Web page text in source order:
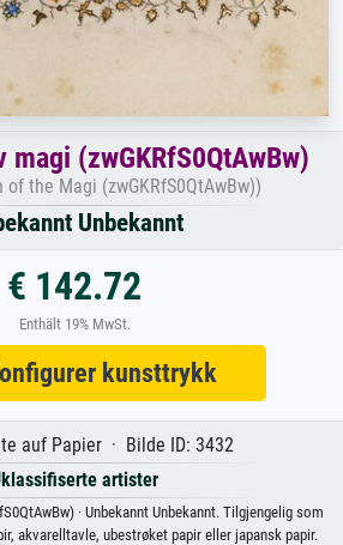
magi (zwGKRfS0QtAwBw)
of the Magi (zwGKRfS0QtAwBw))
Unbekannt
€ 142.72
Enthält 19% MwSt.
kunsttrykk
auf Papier · Bilde ID: 3432
artister
· Unbekannt Unbekannt. Tilgjengelig som
akvarelltavle, ubestrøket papir eller japansk papir.